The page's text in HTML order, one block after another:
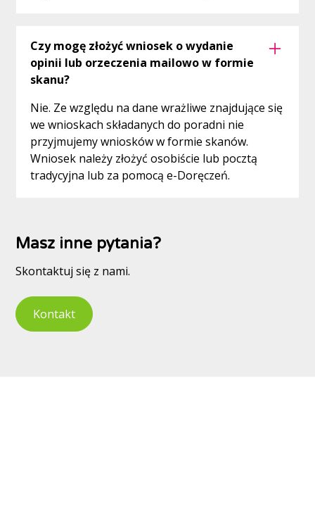
Czy mogę złożyć wniosek o wydanie
opinii lub orzeczenia mailowo w formie
skanu?
Nie. Ze względu na dane wrażliwe znajdujące się
we wnioskach składanych do poradni nie
przyjmujemy wniosków w formie skanów.
Wniosek należy złożyć osobiście lub pocztą
tradycyjna lub za pomocą e-Doręczeń.
Masz inne pytania?
Skontaktuj się z nami.
Kontakt